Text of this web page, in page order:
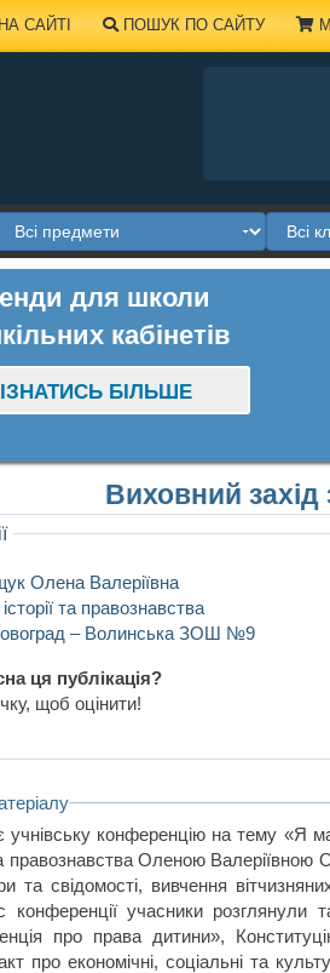
САЙТІ ПОШУК ПО САЙТУ
для школи
кабінетів
БІЛЬШЕ
Виховний захід
Олена Валеріївна
та правознавства
– Волинська ЗОШ №9
ця публікація?
щоб оцінити!
учнівську конференцію на тему
правознавства Оленою
та свідомості, вивчення
учасники розглянули
про права дитини»,
про економічні, соціальні та